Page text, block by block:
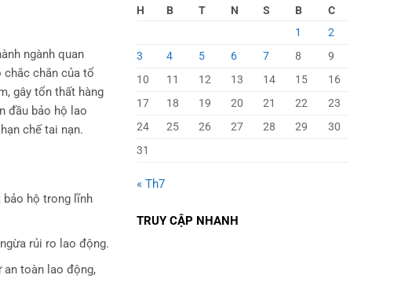
ngành quan
chắn của tổ
gây tổn thất hàng
đầu bảo hộ lao
chế tai nạn.
bảo hộ trong lĩnh
rủi ro lao động.
an toàn lao động,
H B T N S B
C
1
2
3
4 5 6 7 8
9
10
11 12 13 14 15
16
17
18 19 20 21 22
23
24
25 26 27 28 29
30
31
« Th7
TRUY CẬP NHANH